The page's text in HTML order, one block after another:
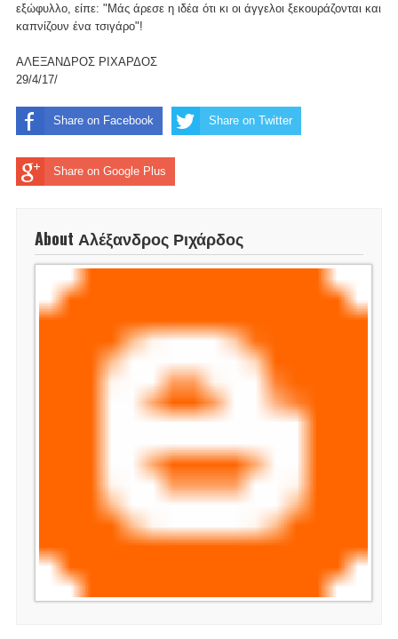
εξώφυλλο, είπε: "Μάς άρεσε η ιδέα ότι κι οι άγγελοι ξεκουράζονται και
καπνίζουν ένα τσιγάρο"!
ΑΛΕΞΑΝΔΡΟΣ ΡΙΧΑΡΔΟΣ
29/4/17/
Share on Facebook Share on Twitter
Share on Google Plus
About Αλέξανδρος Ριχάρδος